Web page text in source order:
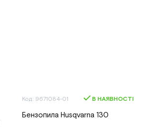
Код: 9671084-01 В НАЯВНОСТІ
Бензопила Husqvarna 130